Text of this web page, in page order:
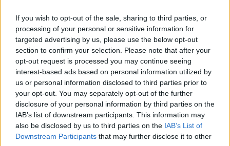
If you wish to opt-out of the sale, sharing to third parties, or
processing of your personal or sensitive information for
targeted advertising by us, please use the below opt-out
section to confirm your selection. Please note that after your
opt-out request is processed you may continue seeing
interest-based ads based on personal information utilized by
us or personal information disclosed to third parties prior to
your opt-out. You may separately opt-out of the further
disclosure of your personal information by third parties on the
IAB’s list of downstream participants. This information may
also be disclosed by us to third parties on the IAB’s List of
Downstream Participants that may further disclose it to other
Primer de tot moltes gràcies per escriure. També vull deixar molt
clar que ningú mereix el que t’està passant, i hauria de aturar-se.
Quan se’ns presenten situacions injustes com la que estàs vivint
tu, s’activa la ràbia. Amb la ràbia necessitem fer-hi alguna cosa,
perquè tot i que a vegades intentem fer veure que no hi és, ens
acompanya sovint fins que no la expressem, la traiem, ens
desfoguem parlant amb algú... Pel que tu ens expliques has
intentat fer-ne alguna cosa. Has provat de parlar amb ells i has
provat de posar certs límits. Pel que veiem, no han funcionat i ells